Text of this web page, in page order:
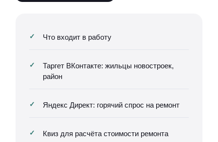
Что входит в работу
Таргет ВКонтакте: жильцы новостроек,
район
Яндекс Директ: горячий спрос на ремонт
Квиз для расчёта стоимости ремонта